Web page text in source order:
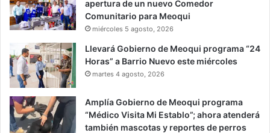
apertura de un nuevo Comedor
Comunitario para Meoqui
miércoles 5 agosto, 2026
Llevará Gobierno de Meoqui programa “24
Horas” a Barrio Nuevo este miércoles
martes 4 agosto, 2026
Amplía Gobierno de Meoqui programa
“Médico Visita Mi Establo”; ahora atenderá
también mascotas y reportes de perros